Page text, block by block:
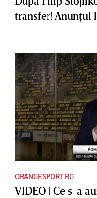
transfer! Anunţul
ORANGESPORT.RO
VIDEO | Ce s-a